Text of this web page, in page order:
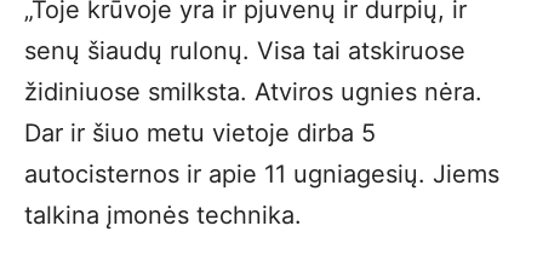
„Toje krūvoje yra ir pjuvenų ir durpių, ir
senų šiaudų rulonų. Visa tai atskiruose
židiniuose smilksta. Atviros ugnies nėra.
Dar ir šiuo metu vietoje dirba 5
autocisternos ir apie 11 ugniagesių. Jiems
talkina įmonės technika.